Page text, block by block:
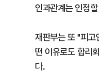
인과관계는 인정
재판부는 또 "피고
떤 이유로도 합리
다.